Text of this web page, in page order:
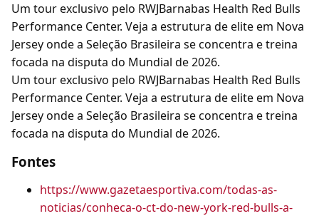
Um tour exclusivo pelo RWJBarnabas Health Red Bulls
Performance Center. Veja a estrutura de elite em Nova
Jersey onde a Seleção Brasileira se concentra e treina
focada na disputa do Mundial de 2026.
Um tour exclusivo pelo RWJBarnabas Health Red Bulls
Performance Center. Veja a estrutura de elite em Nova
Jersey onde a Seleção Brasileira se concentra e treina
focada na disputa do Mundial de 2026.
Fontes
https://www.gazetaesportiva.com/todas-as-
noticias/conheca-o-ct-do-new-york-red-bulls-a-